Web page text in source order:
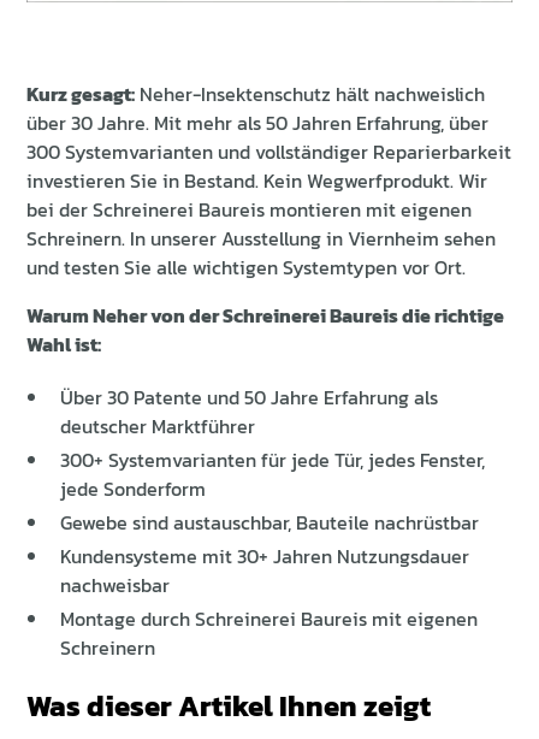
Kurz gesagt: Neher-Insektenschutz hält nachweislich
über 30 Jahre. Mit mehr als 50 Jahren Erfahrung, über
300 Systemvarianten und vollständiger Reparierbarkeit
investieren Sie in Bestand. Kein Wegwerfprodukt. Wir
bei der Schreinerei Baureis montieren mit eigenen
Schreinern. In unserer Ausstellung in Viernheim sehen
und testen Sie alle wichtigen Systemtypen vor Ort.
Warum Neher von der Schreinerei Baureis die richtige
Wahl ist:
Über 30 Patente und 50 Jahre Erfahrung als
deutscher Marktführer
300+ Systemvarianten für jede Tür, jedes Fenster,
jede Sonderform
Gewebe sind austauschbar, Bauteile nachrüstbar
Kundensysteme mit 30+ Jahren Nutzungsdauer
nachweisbar
Montage durch Schreinerei Baureis mit eigenen
Schreinern
Was dieser Artikel Ihnen zeigt